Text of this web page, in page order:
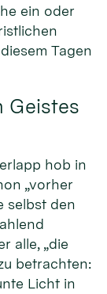
ein oder
Tagen
Geistes
hob in
„vorher
selbst den
alle, „die
betrachten:
Licht in